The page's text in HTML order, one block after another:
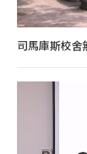
司馬庫斯校舍